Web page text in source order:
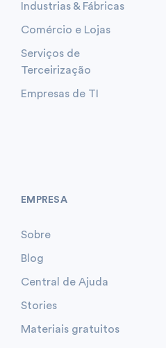
Industrias & Fábricas
Comércio e Lojas
Serviços de
Terceirização
Empresas de TI
EMPRESA
Sobre
Blog
Central de Ajuda
Stories
Materiais gratuitos